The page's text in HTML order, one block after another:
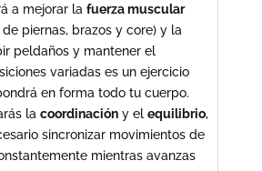
a mejorar lafuerza muscular
piernas, brazos y core) y la
peldaños y mantener el
variadas es un ejercicio
en forma todo tu cuerpo.
lacoordinación y elequilibrio,
sincronizar movimientos de
mientras avanzas